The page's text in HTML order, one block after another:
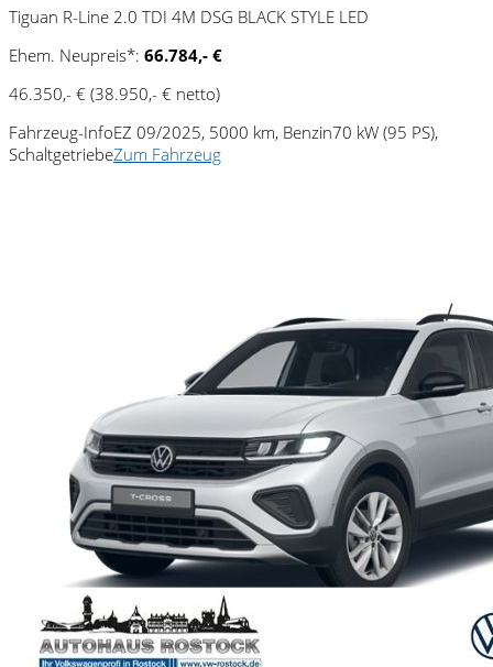
Tiguan R-Line 2.0 TDI 4M DSG BLACK STYLE LED
Ehem. Neupreis*: 66.784,- €
46.350,- € (38.950,- € netto)
Fahrzeug-InfoEZ 09/2025, 5000 km, Benzin70 kW (95 PS),
SchaltgetriebeZum Fahrzeug